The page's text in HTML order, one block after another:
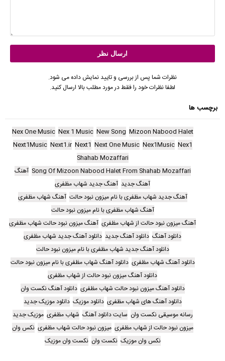
نظرات شما پس از بررسی و تایید نمایش داده می شود.
لطفا نظرات خود را فقط در مورد مطلب بالا ارسال کنید.
برچسب ها
Mizoon Nabood Halet
New Song
Nex 1 Music
Nex One Music
Nex1
Nex1Music
Next One Music
Next1
Next1.ir
Next1Music
Shahab Mozaffari
Song Of Mizoon Nabood Halet From Shahab Mozaffari آهنگ
آهنگ جدید آهنگ جدید شهاب مظفری
آهنگ جدید شهاب مظفری با نام میزون نبود حالت آهنگ شهاب مظفری
آهنگ شهاب مظفری با نام میزون نبود حالت
آهنگ میزون نبود حالت از شهاب مظفری آهنگ میزون نبود حالت شهاب مظفری
دانلود آهنگ دانلود آهنگ جدید دانلود آهنگ جدید شهاب مظفری
دانلود آهنگ جدید شهاب مظفری با نام میزون نبود حالت
دانلود آهنگ شهاب مظفری دانلود آهنگ شهاب مظفری با نام میزون نبود حالت
دانلود آهنگ میزون نبود حالت از شهاب مظفری
دانلود آهنگ میزون نبود حالت شهاب مظفری دانلود آهنگ نکست وان
دانلود آهنگ های شهاب مظفری دانلود موزیک دانلود موزیک جدید
رسانه موسیقی نکست وان سایت دانلود آهنگ شهاب مظفری موزیک جدید
میزون نبود حالت از شهاب مظفری میزون نبود حالت شهاب مظفری نکس وان
نکس وان موزیک نکست وان نکست وان موزیک